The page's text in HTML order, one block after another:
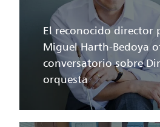
El reconocido director
Miguel Harth-Bedoya
conversatorio sobre
orquesta